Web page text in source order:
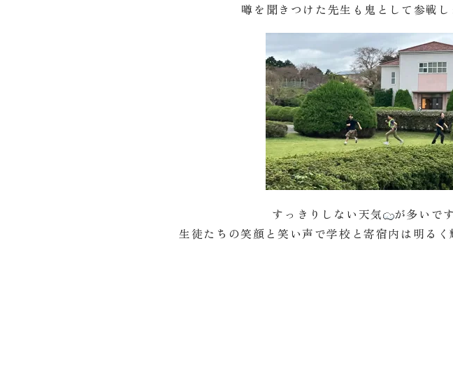
噂を聞きつけた先生も鬼として参戦し
すっきりしない天気
が多いで
生徒たちの笑顔と笑い声で学校と寄宿内は明るく